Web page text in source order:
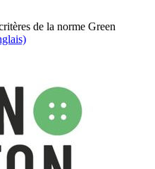
de la norme Green